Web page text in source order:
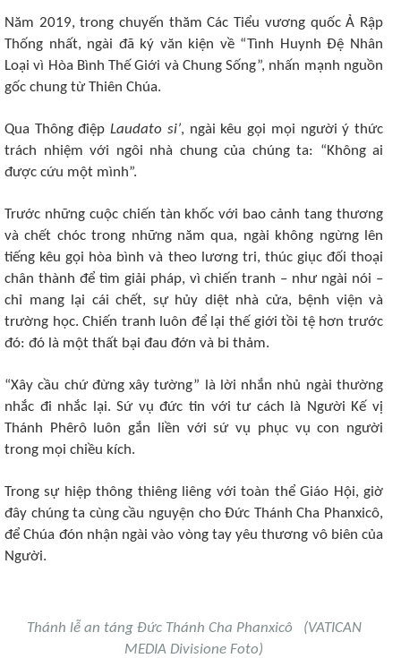
Năm 2019, trong chuyến thăm Các Tiểu vương quốc Ả Rập
Thống nhất, ngài đã ký văn kiện về “Tình Huynh Đệ Nhân
Loại vì Hòa Bình Thế Giới và Chung Sống”, nhấn mạnh nguồn
gốc chung từ Thiên Chúa.
Qua Thông điệpLaudato si’, ngài kêu gọi mọi người ý thức
trách nhiệm với ngôi nhà chung của chúng ta: “Không ai
được cứu một mình”.
Trước những cuộc chiến tàn khốc với bao cảnh tang thương
và chết chóc trong những năm qua, ngài không ngừng lên
tiếng kêu gọi hòa bình và theo lương tri, thúc giục đối thoại
chân thành để tìm giải pháp, vì chiến tranh – như ngài nói –
chỉ mang lại cái chết, sự hủy diệt nhà cửa, bệnh viện và
trường học. Chiến tranh luôn để lại thế giới tồi tệ hơn trước
đó: đó là một thất bại đau đớn và bi thảm.
“Xây cầu chứ đừng xây tường” là lời nhắn nhủ ngài thường
nhắc đi nhắc lại. Sứ vụ đức tin với tư cách là Người Kế vị
Thánh Phêrô luôn gắn liền với sứ vụ phục vụ con người
trong mọi chiều kích.
Trong sự hiệp thông thiêng liêng với toàn thể Giáo Hội, giờ
đây chúng ta cùng cầu nguyện cho Đức Thánh Cha Phanxicô,
để Chúa đón nhận ngài vào vòng tay yêu thương vô biên của
Người.
Thánh lễ an táng Đức Thánh Cha Phanxicô (VATICAN
MEDIA Divisione Foto)